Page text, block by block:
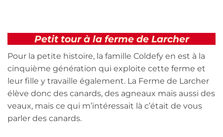
Petit tour à la ferme de Larcher
Pour la petite histoire, la famille Coldefy en est à la
cinquième génération qui exploite cette ferme et
leur fille y travaille également. La Ferme de Larcher
élève donc des canards, des agneaux mais aussi des
veaux, mais ce qui m’intéressait là c’était de vous
parler des canards.